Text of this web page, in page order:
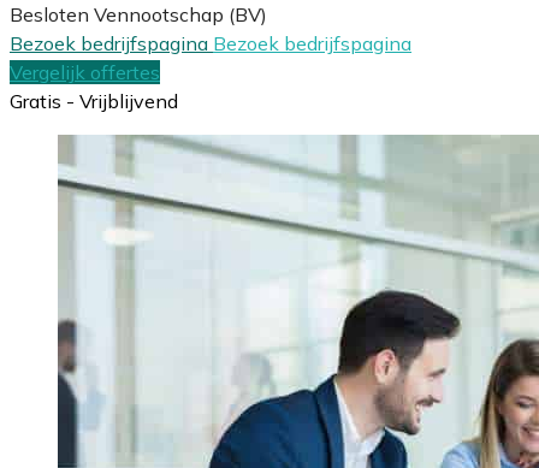
Besloten Vennootschap (BV)
Bezoek bedrijfspagina Bezoek bedrijfspagina
Vergelijk offertes
Gratis - Vrijblijvend